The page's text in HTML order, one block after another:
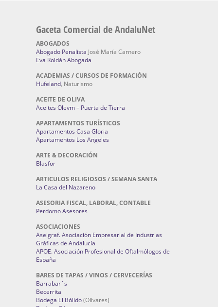
Gaceta Comercial de AndaluNet
ABOGADOS
Abogado Penalista José María Carnero
Eva Roldán Abogada
ACADEMIAS / CURSOS DE FORMACIÓN
Hufeland, Naturismo
ACEITE DE OLIVA
Aceites Olevm – Puerta de Tierra
APARTAMENTOS TURÍSTICOS
Apartamentos Casa Gloria
Apartamentos Los Angeles
ARTE & DECORACIÓN
Blasfor
ARTICULOS RELIGIOSOS / SEMANA SANTA
La Casa del Nazareno
ASESORIA FISCAL, LABORAL, CONTABLE
Perdomo Asesores
ASOCIACIONES
Aseigraf. Asociación Empresarial de Industrias
Gráficas de Andalucía
APOE. Asociación Profesional de Oftalmólogos de
España
BARES DE TAPAS / VINOS / CERVECERÍAS
Barrabar´s
Becerrita
Bodega El Bólido(Olivares)